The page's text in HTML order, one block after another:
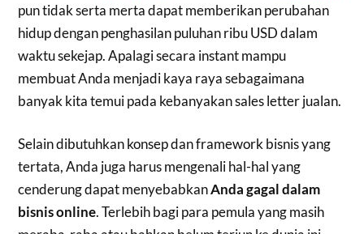
pun tidak serta merta dapat memberikan perubahan
hidup dengan penghasilan puluhan ribu USD dalam
waktu sekejap. Apalagi secara instant mampu
membuat Anda menjadi kaya raya sebagaimana
banyak kita temui pada kebanyakan sales letter jualan.
Selain dibutuhkan konsep dan framework bisnis yang
tertata, Anda juga harus mengenali hal-hal yang
cenderung dapat menyebabkanAnda gagal dalam
bisnis online. Terlebih bagi para pemula yang masih